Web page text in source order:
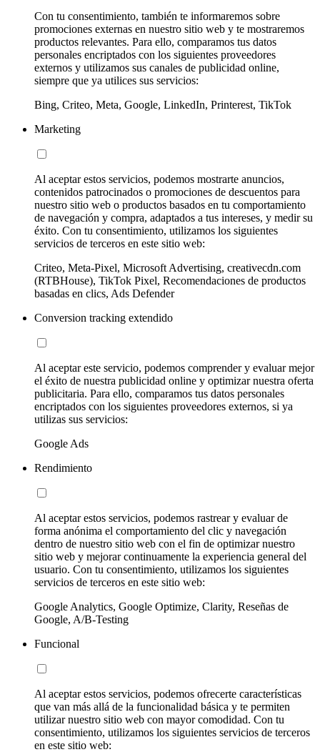
Con tu consentimiento, también te informaremos sobre
promociones externas en nuestro sitio web y te mostraremos
productos relevantes. Para ello, comparamos tus datos
personales encriptados con los siguientes proveedores
externos y utilizamos sus canales de publicidad online,
siempre que ya utilices sus servicios:
Bing, Criteo, Meta, Google, LinkedIn, Printerest, TikTok
Marketing
Al aceptar estos servicios, podemos mostrarte anuncios,
contenidos patrocinados o promociones de descuentos para
nuestro sitio web o productos basados en tu comportamiento
de navegación y compra, adaptados a tus intereses, y medir su
éxito. Con tu consentimiento, utilizamos los siguientes
servicios de terceros en este sitio web:
Criteo, Meta-Pixel, Microsoft Advertising, creativecdn.com
(RTBHouse), TikTok Pixel, Recomendaciones de productos
basadas en clics, Ads Defender
Conversion tracking extendido
Al aceptar este servicio, podemos comprender y evaluar mejor
el éxito de nuestra publicidad online y optimizar nuestra oferta
publicitaria. Para ello, comparamos tus datos personales
encriptados con los siguientes proveedores externos, si ya
utilizas sus servicios:
Google Ads
Rendimiento
Al aceptar estos servicios, podemos rastrear y evaluar de
forma anónima el comportamiento del clic y navegación
dentro de nuestro sitio web con el fin de optimizar nuestro
sitio web y mejorar continuamente la experiencia general del
usuario. Con tu consentimiento, utilizamos los siguientes
servicios de terceros en este sitio web:
Google Analytics, Google Optimize, Clarity, Reseñas de
Google, A/B-Testing
Funcional
Al aceptar estos servicios, podemos ofrecerte características
que van más allá de la funcionalidad básica y te permiten
utilizar nuestro sitio web con mayor comodidad. Con tu
consentimiento, utilizamos los siguientes servicios de terceros
en este sitio web: